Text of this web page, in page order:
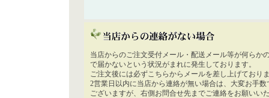
当店からのご注文受付メール・配送メール等が何らか
で届かないという状況がまれに発生しております。
ご注文後には必ずこちらからメールを差し上げており
2営業日以内に当店から連絡が無い場合は、大変お手数
ございますが、右側お問合せ先までご連絡をお願いい